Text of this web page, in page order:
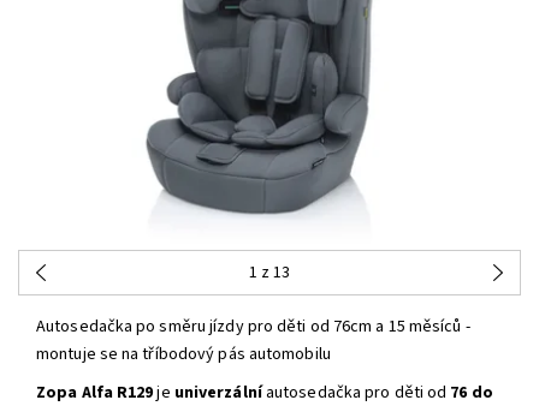
1 z 13
Autosedačka po směru jízdy pro děti od 76cm a 15 měsíců -
montuje se na tříbodový pás automobilu
Zopa Alfa R129je univerzálníautosedačka pro děti od 76 do